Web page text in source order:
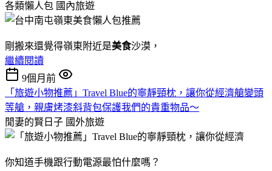
各類懶人包 國內旅遊
剛搬來還覺得嶺東附近是美食沙漠，
繼續閱讀
9個月前
「旅遊小物推薦」Travel Blue的寧靜頸枕，讓你從經濟艙變頭
等艙，親膚烤漆斜背包保護我們的貴重物品～
閒妻的賢日子 國外旅遊
你知道手機跟行動電源最怕什麼嗎？